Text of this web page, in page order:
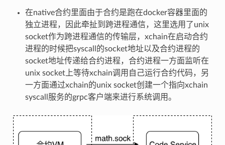
在native合约里面由于合约是跑在docker容器里面的
独立进程，因此牵扯到跨进程通信，这里选用了unix
socket作为跨进程通信的传输层，xchain在启动合约
进程的时候把syscall的socket地址以及合约进程的
socket地址传递给合约进程，合约进程一方面监听在
unix socket上等待xchain调用自己运行合约代码，另
一方面通过xchain的unix socket创建一个指向xchain
syscall服务的grpc客户端来进行系统调用。